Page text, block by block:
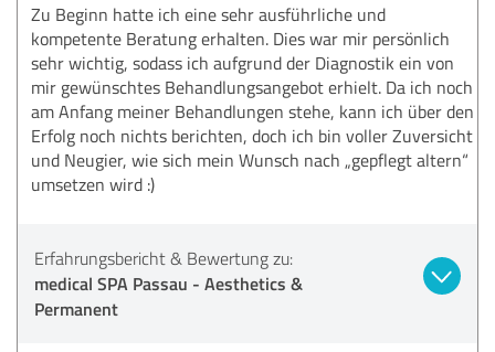
Zu Beginn hatte ich eine sehr ausführliche und
kompetente Beratung erhalten. Dies war mir persönlich
sehr wichtig, sodass ich aufgrund der Diagnostik ein von
mir gewünschtes Behandlungsangebot erhielt. Da ich noch
am Anfang meiner Behandlungen stehe, kann ich über den
Erfolg noch nichts berichten, doch ich bin voller Zuversicht
und Neugier, wie sich mein Wunsch nach „gepflegt altern“
umsetzen wird :)
Erfahrungsbericht & Bewertung zu:
medical SPA Passau - Aesthetics &
Permanent